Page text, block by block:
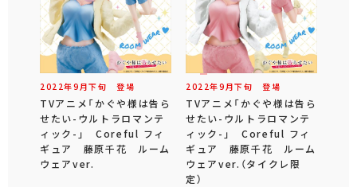
2022年9 月下旬 登場
TVアニメ「かぐや様は告ら
せたい-ウルトラロマンテ
ィック-」 Coreful フィ
ギュア 藤原千花 ルーム
ウェアver.
2022年9 月下旬 登場
TVアニメ「かぐや様は告ら
せたい-ウルトラロマンテ
ィック-」 Coreful フィ
ギュア 藤原千花 ルーム
ウェアver.（タイクレ限
定）